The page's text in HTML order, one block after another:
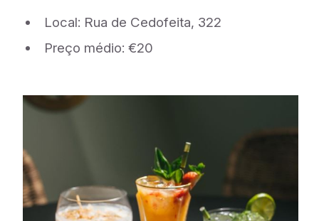
Local: Rua de Cedofeita, 322
Preço médio: €20